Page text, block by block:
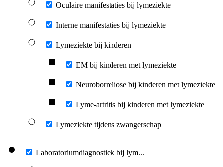
Oculaire manifestaties bij lymeziekte
Interne manifestaties bij lymeziekte
Lymeziekte bij kinderen
EM bij kinderen met lymeziekte
Neuroborreliose bij kinderen met lymeziekte
Lyme-artritis bij kinderen met lymeziekte
Lymeziekte tijdens zwangerschap
Laboratoriumdiagnostiek bij lym...